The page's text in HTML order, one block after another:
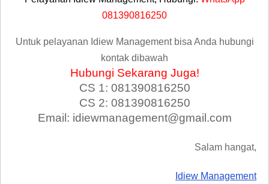
081390816250
Untuk pelayanan Idiew Management bisa Anda hubungi
kontak dibawah
Hubungi Sekarang Juga!
CS 1: 081390816250
CS 2: 081390816250
Email: idiewmanagement@gmail.com
Salam hangat,
Idiew Management